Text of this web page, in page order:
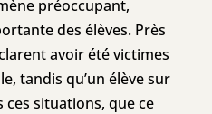
préoccupant,
des élèves. Près
avoir été victimes
tandis qu’un élève sur
situations, que ce